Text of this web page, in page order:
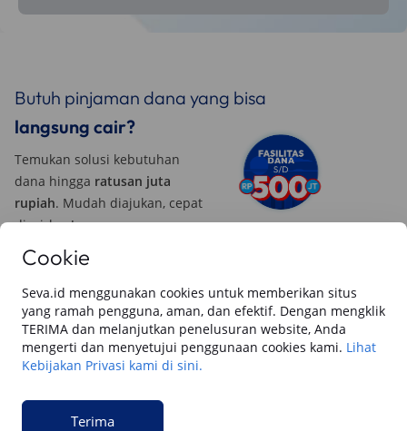
Cookie
Seva.id menggunakan cookies untuk memberikan situs
yang ramah pengguna, aman, dan efektif. Dengan mengklik
TERIMA dan melanjutkan penelusuran website, Anda
mengerti dan menyetujui penggunaan cookies kami. Lihat
Kebijakan Privasi kami di sini.
Terima
Butuh pinjaman dana yang bisa
langsung cair?
Temukan solusi kebutuhan
dana hingga ratusan juta
rupiah. Mudah diajukan, cepat
dicairkan!
Pelajari Lebih Lanjut
Baca juga dari SEVA blog
SemuaBerita UtamaTips & Rekomendasi